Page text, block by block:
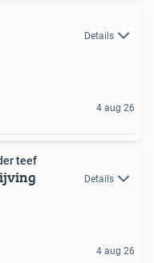
Details
4 aug 26
teef
Details
4 aug 26